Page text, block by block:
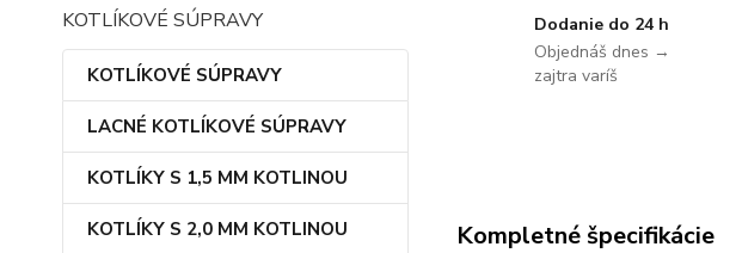
KOTLÍKOVÉ SÚPRAVY
KOTLÍKOVÉ SÚPRAVY
LACNÉ KOTLÍKOVÉ SÚPRAVY
KOTLÍKY S 1,5 MM KOTLINOU
KOTLÍKY S 2,0 MM KOTLINOU
Dodanie do 24 h
Objednáš dnes →
zajtra varíš
Kompletné špecifikácie